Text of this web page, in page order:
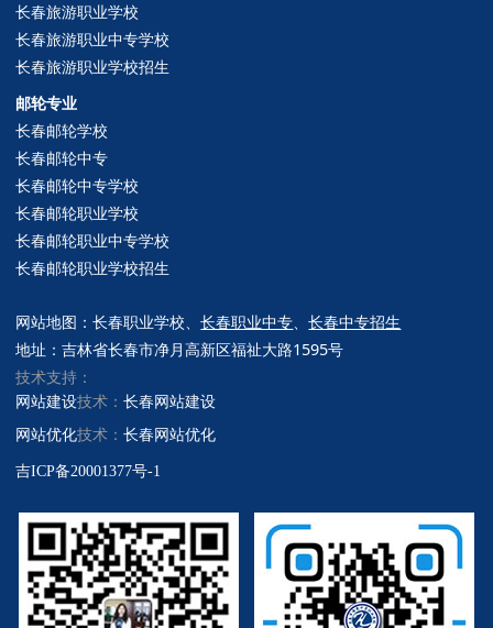
长春旅游职业学校
长春旅游职业中专学校
长春旅游职业学校招生
邮轮专业
长春邮轮学校
长春邮轮中专
长春邮轮中专学校
长春邮轮职业学校
长春邮轮职业中专学校
长春邮轮职业学校招生
网站地图 ：长春职业学校、长春职业中专、长春中专招生
地址 ：吉林省长春市净月高新区福祉大路1595号
技术支持：
网站建设技术：长春网站建设
网站优化技术：长春网站优化
吉ICP备20001377号-1